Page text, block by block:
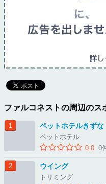
ファルコネストの周辺のス
ペットホテルきずな
ペットホテル
0.0 0
ウイング
トリミング